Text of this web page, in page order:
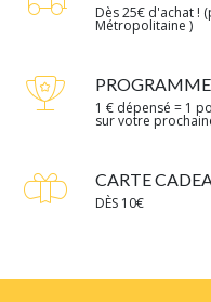
Dès 25€ d'achat !
Métropolitaine )
1 € dépensé = 1
sur votre
CARTE
DÈS 10€